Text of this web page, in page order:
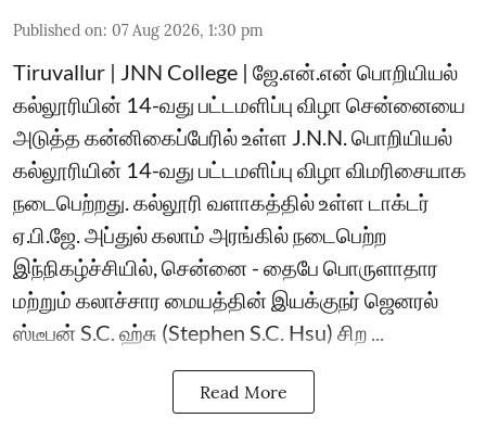
Published on: 07 Aug 2026, 1:30 pm
Tiruvallur | JNN College | ஜே.என்.என் பொறியியல்
கல்லூரியின் 14-வது பட்டமளிப்பு விழா சென்னையை
அடுத்த கன்னிகைப்பேரில் உள்ள J.N.N. பொறியியல்
கல்லூரியின் 14-வது பட்டமளிப்பு விழா விமரிசையாக
நடைபெற்றது. கல்லூரி வளாகத்தில் உள்ள டாக்டர்
ஏ.பி.ஜே. அப்துல் கலாம் அரங்கில் நடைபெற்ற
இந்நிகழ்ச்சியில், சென்னை - தைபே பொருளாதார
மற்றும் கலாச்சார மையத்தின் இயக்குநர் ஜெனரல்
ஸ்டீபன் S.C. ஹ்சு (Stephen S.C. Hsu) சிற ...
Read More